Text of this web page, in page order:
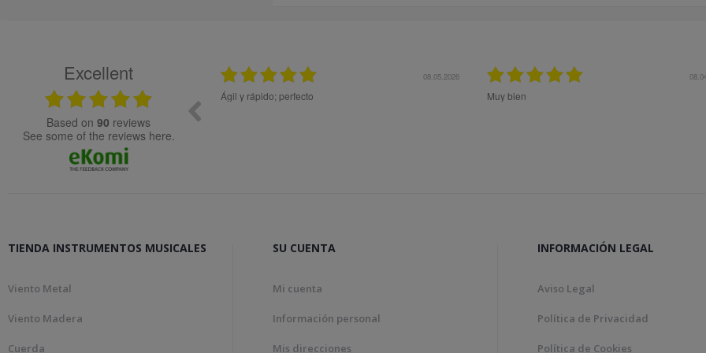
Excellent
based on 90 reviews
see some of the reviews here.
rapidesa en la gestió de la comanda.
27.10.2025
Todo ok
Me aconsejaron muy bien previo a la compra para
TIENDA INSTRUMENTOS MUSICALES
Viento Metal
Viento Madera
Cuerda
SU CUENTA
Mi cuenta
Información personal
Mis direcciones
INFORMACIÓN LEGAL
Aviso Legal
Política de Privacidad
Política de Cookies